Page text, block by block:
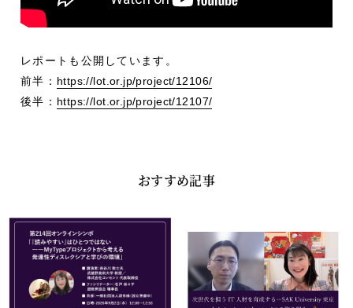
レポートも公開しています。
前半： https://lot.or.jp/project/12106/
後半： https://lot.or.jp/project/12107/
おすすめ記事